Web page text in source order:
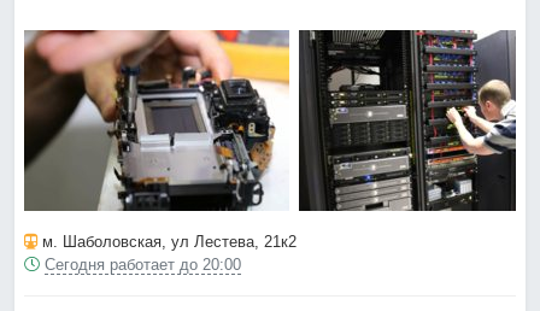
м. Шаболовская, ул Лестева, 21к2
Сегодня работает до 20:00